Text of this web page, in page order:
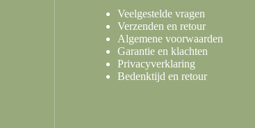
Veelgestelde vragen
Verzenden en retour
Algemene voorwaarden
Garantie en klachten
Privacyverklaring
Bedenktijd en retour